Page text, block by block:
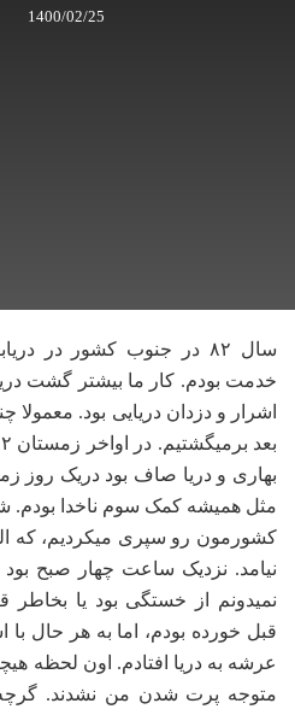
1400/02/25
سال ۸۲ در جنوب کشور در
خدمت بودم. کار ما بیشتر گشت
اشرار و دزدان دریایی بود. معمولا
بهاری و دریا صاف بود دریک روز
مثل همیشه کمک سوم ناخدا بودم.
کشورمون رو سپری میکردیم، که
نیامد. نزدیک ساعت چهار صبح
نمیدونم از خستگی بود یا
قبل خورده بودم، اما به هر حال
عرشه به دریا افتادم. اون لحظه
متوجه پرت شدن من نشدند. گرچه